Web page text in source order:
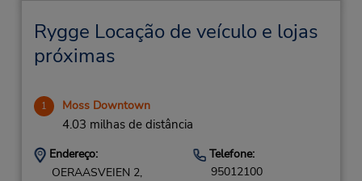
Rygge Locação de veículo e lojas
próximas
1 Moss Downtown
4.03 milhas de distância
Endereço:
OERAASVEIEN 2,
Telefone:
95012100